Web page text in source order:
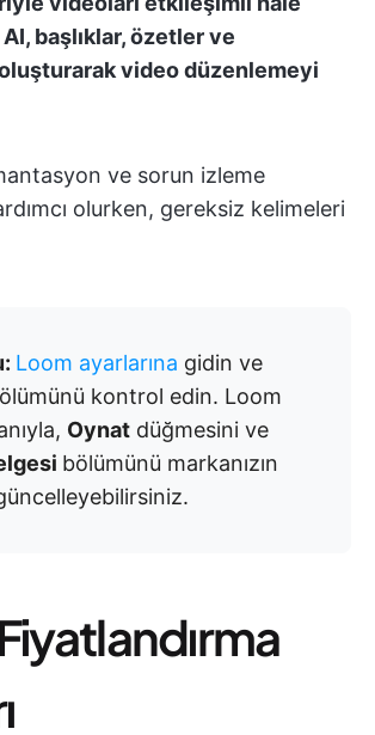
başlıklar, özetler ve
video düzenlemeyi
ve sorun izleme
olurken, gereksiz kelimeleri
Loom ayarlarına gidin ve
kontrol edin. Loom
Oynat düğmesini ve
bölümünü markanızın